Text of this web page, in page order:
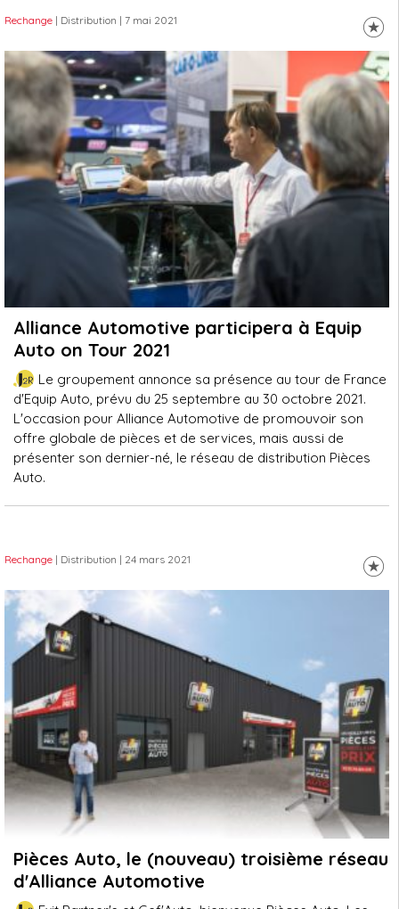
Rechange | Distribution | 7 mai 2021
Alliance Automotive participera à Equip
Auto on Tour 2021
Le groupement annonce sa présence au tour de France
d'Equip Auto, prévu du 25 septembre au 30 octobre 2021.
L'occasion pour Alliance Automotive de promouvoir son
offre globale de pièces et de services, mais aussi de
présenter son dernier-né, le réseau de distribution Pièces
Auto.
Rechange | Distribution | 24 mars 2021
Pièces Auto, le (nouveau) troisième réseau
d'Alliance Automotive